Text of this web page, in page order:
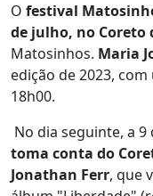
O festival
de julho, no Coreto
Matosinhos. Maria
edição de 2023,
18h00.
No dia seguinte, a 9
toma conta do
Jonathan Ferr, que